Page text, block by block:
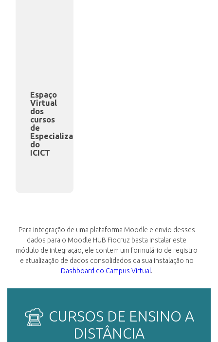
Espaço
Virtual
dos
cursos
de
Especializaço
do
ICICT
Para integração de uma plataforma Moodle e envio desses
dados para o Moodle HUB Fiocruz basta instalar este
módulo de integração, ele contem um formulário de registro
e atualização de dados consolidados da sua instalação no
Dashboard do Campus Virtual.
CURSOS DE ENSINO A
DISTÂNCIA